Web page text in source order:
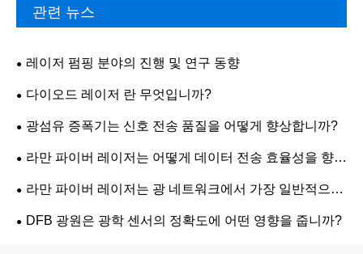
관련 뉴스
레이저 펌핑 분야의 진행 및 연구 동향
다이오드 레이저 란 무엇입니까?
광섬유 증폭기는 신호 전송 품질을 어떻게 향상합니까?
라만 파이버 레이저는 어떻게 데이터 전송 효율성을 향상
합니까?
라만 파이버 레이저는 광 네트워크에서 가장 일반적으로
사용되는 곳은 어디입니까?
DFB 광원은 광학 센서의 정확도에 어떤 영향을 줍니까?